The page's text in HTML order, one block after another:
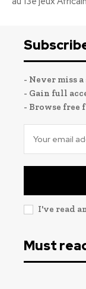
- Never miss
- Gain full
- Browse free
I've read
Must